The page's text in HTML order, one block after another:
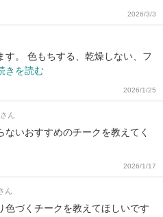
2026/3/3
す。 色もちする、乾燥しない、フ
きを読む
2026/1/25
ん
いおすすめのチークを教えてく
2026/1/17
ん
色づくチークを教えてほしいです